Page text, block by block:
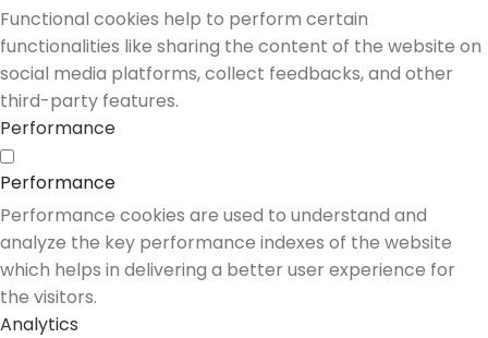
Functional cookies help to perform certain
functionalities like sharing the content of the website on
social media platforms, collect feedbacks, and other
third-party features.
Performance
Performance
Performance cookies are used to understand and
analyze the key performance indexes of the website
which helps in delivering a better user experience for
the visitors.
Analytics